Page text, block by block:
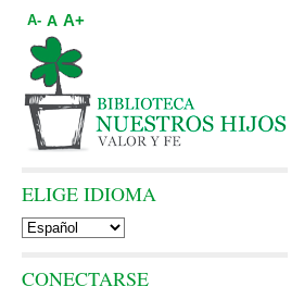
A- A A+
ELIGE IDIOMA
CONECTARSE